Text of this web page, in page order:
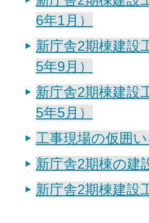
6年1月）
新庁舎2期棟建設
5年9月）
新庁舎2期棟建設
5年5月）
工事現場の仮囲
新庁舎2期棟の建
新庁舎2期棟建設